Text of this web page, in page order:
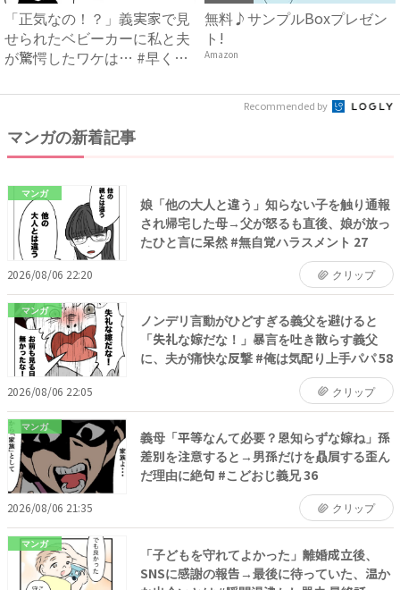
「正気なの！？」義実家で見
せられたベビーカーに私と夫
が驚愕したワケは… #早く
無料♪サンプルBoxプレゼン
ト!
Amazon
Recommended by
マンガの新着記事
マンガ
娘「他の大人と違う」知らない子を触り通報
され帰宅した母→父が怒るも直後、娘が放っ
たひと言に呆然 #無自覚ハラスメント 27
2026/08/06 22:20 クリップ
マンガ
ノンデリ言動がひどすぎる義父を避けると
「失礼な嫁だな！」暴言を吐き散らす義父
に、夫が痛快な反撃 #俺は気配り上手パパ 58
2026/08/06 22:05 クリップ
マンガ
義母「平等なんて必要？恩知らずな嫁ね」孫
差別を注意すると→男孫だけを贔屓する歪ん
だ理由に絶句 #こどおじ義兄 36
2026/08/06 21:35 クリップ
マンガ
「子どもを守れてよかった」離婚成立後、
SNSに感謝の報告→最後に待っていた、温か